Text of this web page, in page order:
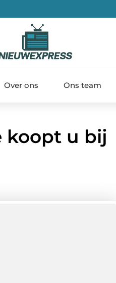
Over ons Ons team
koopt u bij